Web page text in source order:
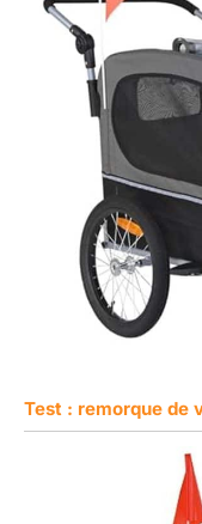
Test : remorque de